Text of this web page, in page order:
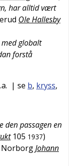
har alltid vært
Ole Hallesby
globalt
forstå
| se b, kryss,
den passagen en
105 1937)
NorborgJohann